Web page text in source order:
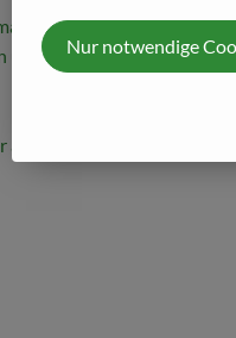
hinzugeben.
und zu den Linsen
Nur notwendige